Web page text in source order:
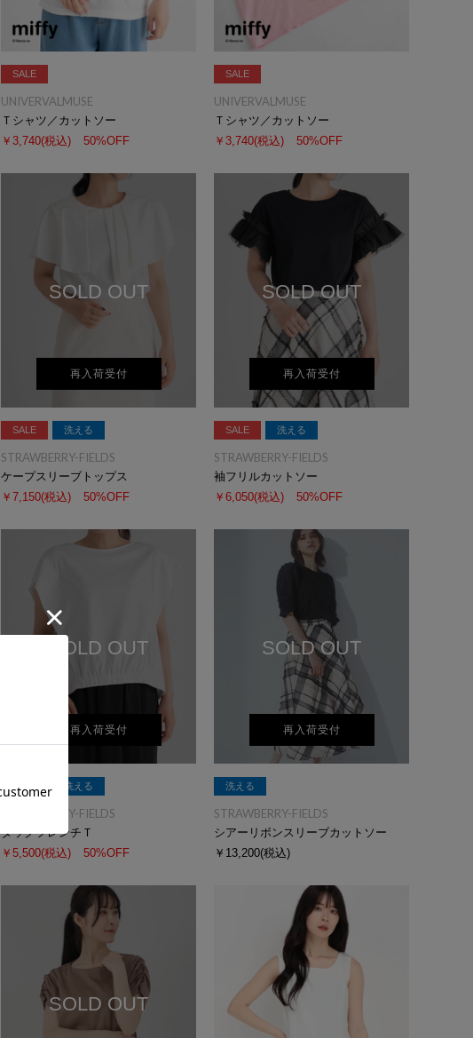
SALE
UNIVERVALMUSE
Ｔシャツ／カットソー
￥3,740(税込) 50%OFF
SALE
UNIVERVALMUSE
Ｔシャツ／カットソー
￥3,740(税込) 50%OFF
SOLD OUT
再入荷受付
SALE 洗える
STRAWBERRY-FIELDS
ケープスリーブトップス
￥7,150(税込) 50%OFF
SOLD OUT
再入荷受付
SALE 洗える
STRAWBERRY-FIELDS
袖フリルカットソー
￥6,050(税込) 50%OFF
SOLD OUT
再入荷受付
SALE 洗える
STRAWBERRY-FIELDS
タックフレンチＴ
￥5,500(税込) 50%OFF
SOLD OUT
再入荷受付
洗える
STRAWBERRY-FIELDS
シアーリボンスリーブカットソー
￥13,200(税込)
SOLD OUT